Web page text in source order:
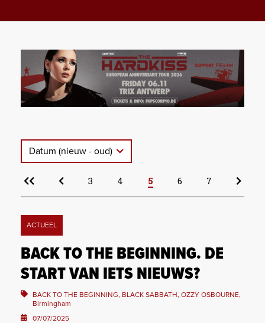
Datum (nieuw - oud)
3 4 5 6 7
ACTUEEL
BACK TO THE BEGINNING. DE
START VAN IETS NIEUWS?
BACK TO THE BEGINNING, BLACK SABBATH, OZZY OSBOURNE,
Birmingham
07/07/2025